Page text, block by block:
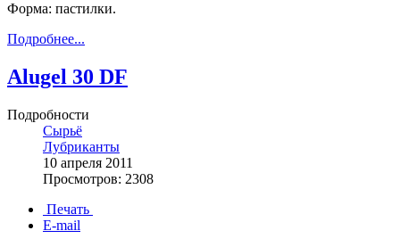
Форма: пастилки.
Подробнее...
Alugel 30 DF
Подробности
Сырьё
Лубриканты
10 апреля 2011
Просмотров: 2308
Печать
E-mail